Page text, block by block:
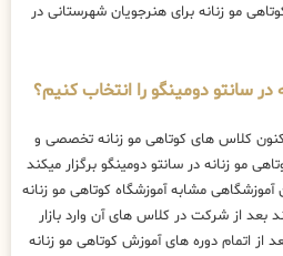
مو زنانه برای هنرجویان شهرستانی در
در سانتو دومینگو را انتخاب کنیم؟
کلاس های کوتاهی مو زنانه تخصصی و
مو زنانه در سانتو دومینگو برگزار میکند
مشابه آموزشگاه کوتاهی مو زنانه
بعد از شرکت در کلاس های آن وارد بازار
از اتمام دوره های آموزش کوتاهی مو زنانه